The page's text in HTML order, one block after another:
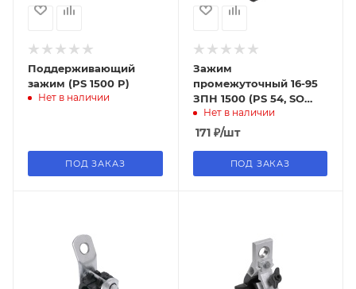
Поддерживающий
зажим (PS 1500 P)
Нет в наличии
ПОД ЗАКАЗ
Зажим
промежуточный 16-95
ЗПН 1500 (PS 54, SO
265) GENERICA
Нет в наличии
171₽/шт
ПОД ЗАКАЗ